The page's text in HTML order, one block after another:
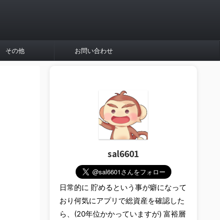
その他 お問い合わせ
sal6601
日常的に 貯めるという事が癖になって
おり何気にアプリで総資産を確認した
ら、(20年位かかっていますが) 富裕層